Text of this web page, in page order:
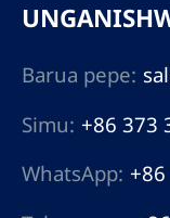
Barua pepe:
Simu: +86 373
WhatsApp: